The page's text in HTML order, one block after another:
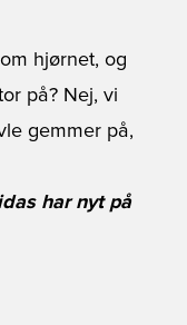
hjørnet, og
på? Nej, vi
gemmer på,
har nyt på